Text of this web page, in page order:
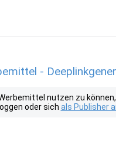
-
nutzen zu
oder sich als Publisher